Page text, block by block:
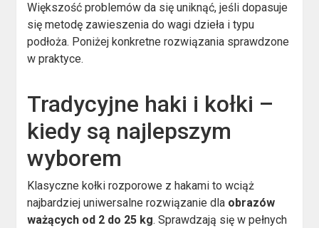
Większość problemów da się uniknąć, jeśli dopasuje
się metodę zawieszenia do wagi dzieła i typu
podłoża. Poniżej konkretne rozwiązania sprawdzone
w praktyce.
Tradycyjne haki i kołki –
kiedy są najlepszym
wyborem
Klasyczne kołki rozporowe z hakami to wciąż
najbardziej uniwersalne rozwiązanie dla obrazów
ważących od 2 do 25 kg. Sprawdzają się w pełnych